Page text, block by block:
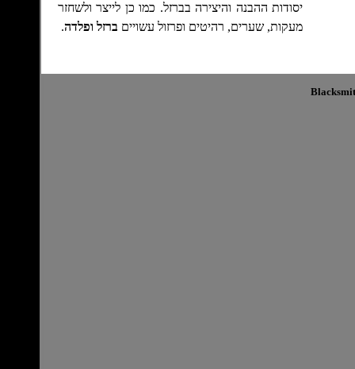
יסודות ההבנה והיצירה בברזל. כמו כן לייצר ולשחזר
מעקות, שערים, רהיטים ופרזול עשויים ברזל ופלדה.